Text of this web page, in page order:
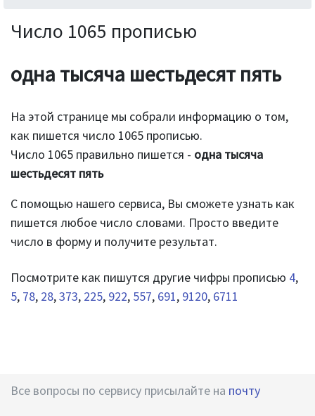
Число 1065 прописью
одна тысяча шестьдесят пять
На этой странице мы собрали информацию о том,
как пишется число 1065 прописью.
Число 1065 правильно пишется - одна тысяча
шестьдесят пять
С помощью нашего сервиса, Вы сможете узнать как
пишется любое число словами. Просто введите
число в форму и получите результат.
Посмотрите как пишутся другие чифры прописью 4,
5, 78, 28,373, 225, 922, 557, 691, 9120, 6711
Все вопросы по сервису присылайте на почту